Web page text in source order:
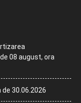
08 august, ora
30.06.2026